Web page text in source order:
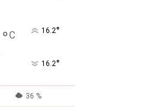
°C 16.2°
16.2°
36 %